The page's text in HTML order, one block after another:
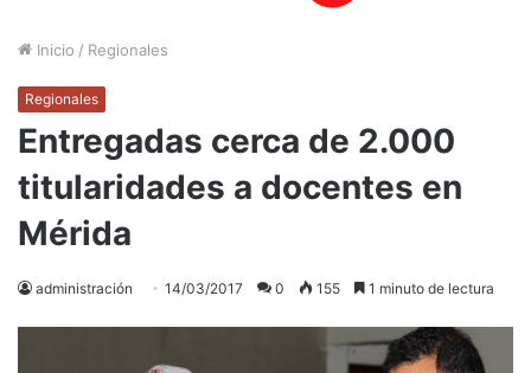
Inicio / Regionales
Regionales
Entregadas cerca de 2.000
titularidades a docentes en
Mérida
administración 14/03/2017 0 155 1 minuto de lectura